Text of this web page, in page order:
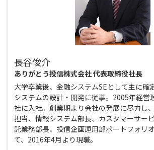
長谷俊介
ありがとう投信株式会社 代表取締役社長
大学卒業後、金融システムSEとして主に確
システムの設計・開発に従事。2005年経営
社に入社。創業期より会社の発展に尽力し
担当、情報システム部長、カスタマーサー
託業務部長、投信企画運用部ポートフォリ
て、2016年4月より現職。